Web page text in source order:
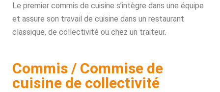
Le premier commis de cuisine s’intègre dans une équipe
et assure son travail de cuisine dans un restaurant
classique, de collectivité ou chez un traiteur.
Commis / Commise de
cuisine de collectivité